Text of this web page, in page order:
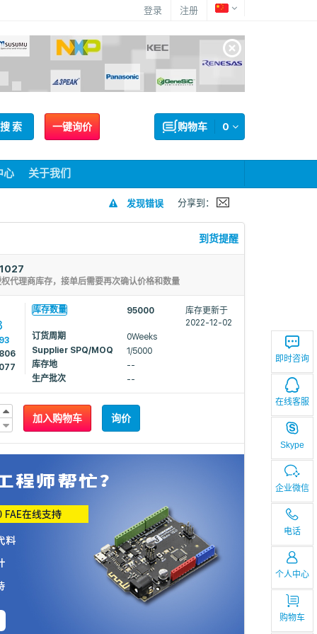
登录 注册
即时咨询
在线客服
Skype
企业微信
电话
个人中心
购物车
一键询价 0
购物车
搜 索
心 关于我们
发现错误 分享到：
到货提醒
代理商库存，接单后需要再次确认价格和数量
库存数量 95000
库存更新于
2022-12-02
订货周期
0Weeks
Supplier SPQ/MOQ
1/5000
库存地
--
生产批次
--
加入购物车 询价